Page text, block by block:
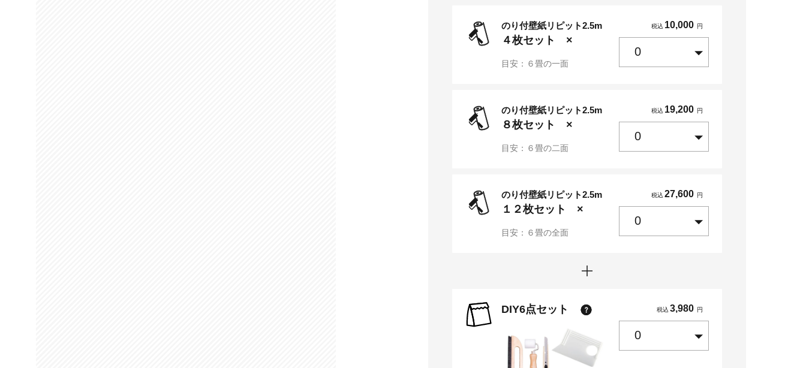
のり付壁紙リピット2.5m
４枚セット ×
目安：６畳の一面
税込 10,000 円
のり付壁紙リピット2.5m
８枚セット ×
目安：６畳の二面
税込 19,200 円
のり付壁紙リピット2.5m
１２枚セット ×
目安：６畳の全面
税込 27,600 円
DIY6点セット 税込 3,980 円